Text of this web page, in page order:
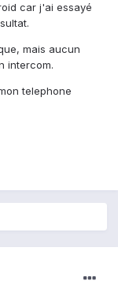
car j'ai essayé
mais aucun
intercom.
telephone